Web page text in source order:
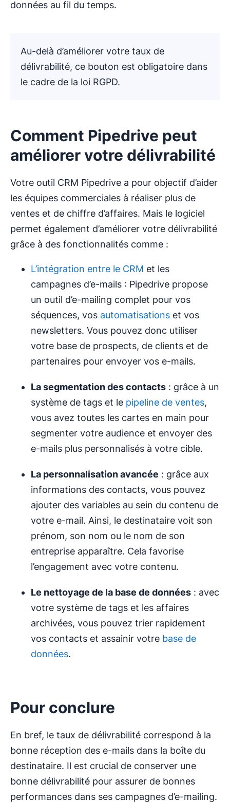
données au fil du temps.
Au-delà d’améliorer votre taux de
délivrabilité, ce bouton est obligatoire dans
le cadre de la loi RGPD.
Comment Pipedrive peut
améliorer votre délivrabilité
Votre outil CRM Pipedrive a pour objectif d’aider
les équipes commerciales à réaliser plus de
ventes et de chiffre d’affaires. Mais le logiciel
permet également d’améliorer votre délivrabilité
grâce à des fonctionnalités comme :
L’intégration entre le CRM et les
campagnes d’e-mails : Pipedrive propose
un outil d’e-mailing complet pour vos
séquences, vos automatisations et vos
newsletters. Vous pouvez donc utiliser
votre base de prospects, de clients et de
partenaires pour envoyer vos e-mails.
La segmentation des contacts : grâce à un
système de tags et le pipeline de ventes,
vous avez toutes les cartes en main pour
segmenter votre audience et envoyer des
e-mails plus personnalisés à votre cible.
La personnalisation avancée : grâce aux
informations des contacts, vous pouvez
ajouter des variables au sein du contenu de
votre e-mail. Ainsi, le destinataire voit son
prénom, son nom ou le nom de son
entreprise apparaître. Cela favorise
l’engagement avec votre contenu.
Le nettoyage de la base de données : avec
votre système de tags et les affaires
archivées, vous pouvez trier rapidement
vos contacts et assainir votre base de
données.
Pour conclure
En bref, le taux de délivrabilité correspond à la
bonne réception des e-mails dans la boîte du
destinataire. Il est crucial de conserver une
bonne délivrabilité pour assurer de bonnes
performances dans ses campagnes d’e-mailing.